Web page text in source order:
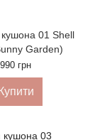
01 Shell
Garden)
990 грн
Купити